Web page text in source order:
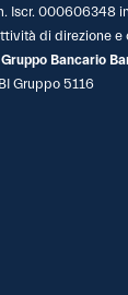
Iscr. 000606348
di direzione e
Bancario
Gruppo 5116